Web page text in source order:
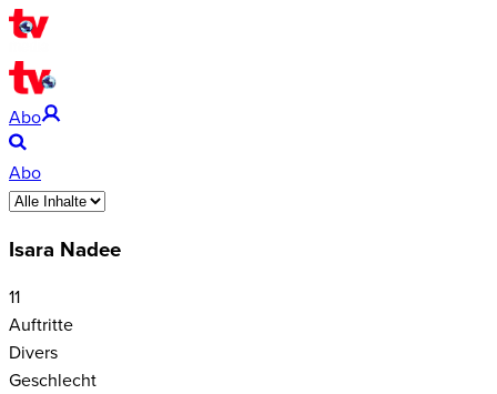
Abo
Abo
Isara Nadee
11
Auftritte
Divers
Geschlecht